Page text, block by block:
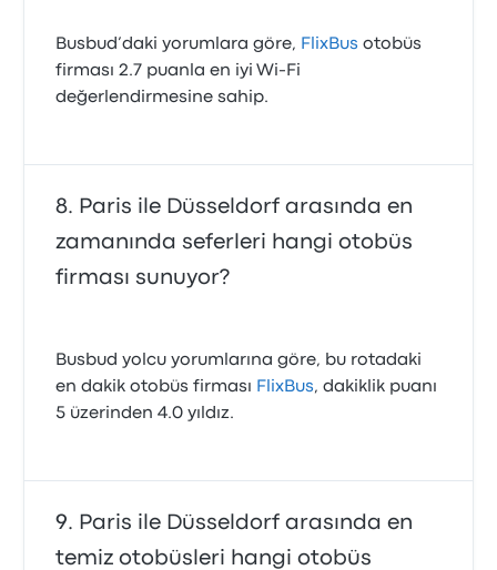
Busbud’daki yorumlara göre, FlixBus otobüs
firması 2.7 puanla en iyi Wi‑Fi
değerlendirmesine sahip.
Paris ile Düsseldorf arasında en
zamanında seferleri hangi otobüs
firması sunuyor?
Busbud yolcu yorumlarına göre, bu rotadaki
en dakik otobüs firması FlixBus, dakiklik puanı
5 üzerinden 4.0 yıldız.
Paris ile Düsseldorf arasında en
temiz otobüsleri hangi otobüs